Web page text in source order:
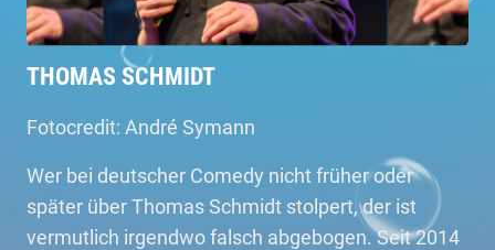
THOMAS SCHMIDT
Fotocredit: André Symann
Wer bei deutscher Comedy nicht früher oder
später über Thomas Schmidt stolpert, der ist
vermutlich irgendwo falsch abgebogen. Seit 2014